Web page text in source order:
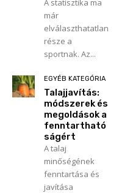
A statisztika ma
már
elválaszthatatlan
része a
sportnak. Az...
EGYÉB KATEGÓRIA
Talajjavítás:
módszerek és
megoldások a
fenntartható
ságért
A talaj
minőségének
fenntartása és
javítása